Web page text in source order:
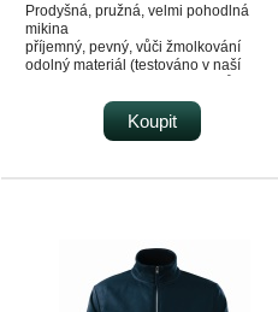
Prodyšná, pružná, velmi pohodlná
mikina
příjemný, pevný, vůči žmolkování
odolný materiál (testováno v naší
žmolkování než stanovuje standard)
dobře padnoucí střih
2 boční kapsy na zip
Koupit